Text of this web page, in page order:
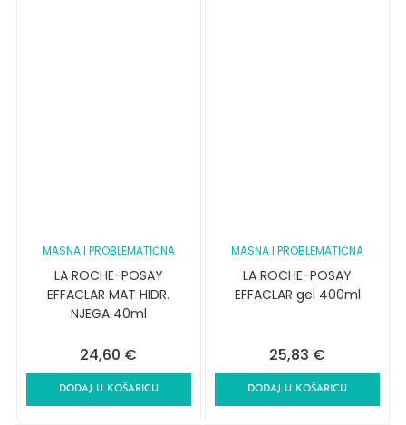
MASNA I PROBLEMATIČNA
LA ROCHE-POSAY
EFFACLAR MAT HIDR.
NJEGA 40ml
24,60 €
DODAJ U KOŠARICU
MASNA I PROBLEMATIČNA
LA ROCHE-POSAY
EFFACLAR gel 400ml
25,83 €
DODAJ U KOŠARICU